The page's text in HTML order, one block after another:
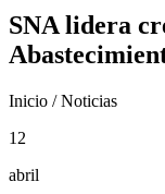
SNA lidera
Inicio / Noticias
12
abril